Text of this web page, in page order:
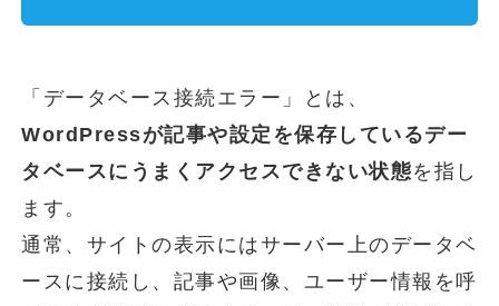
「データベース接続エラー」とは、
WordPressが記事や設定を保存しているデー
タベースにうまくアクセスできない状態を指し
ます。
通常、サイトの表示にはサーバー上のデータベ
ースに接続し、記事や画像、ユーザー情報を呼